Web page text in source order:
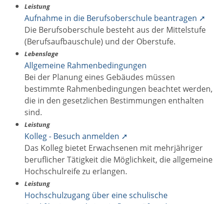
Leistung
Aufnahme in die Berufsoberschule beantragen ➚
Die Berufsoberschule besteht aus der Mittelstufe
(Berufsaufbauschule) und der Oberstufe.
Lebenslage
Allgemeine Rahmenbedingungen
Bei der Planung eines Gebäudes müssen
bestimmte Rahmenbedingungen beachtet werden,
die in den gesetzlichen Bestimmungen enthalten
sind.
Leistung
Kolleg - Besuch anmelden ➚
Das Kolleg bietet Erwachsenen mit mehrjähriger
beruflicher Tätigkeit die Möglichkeit, die allgemeine
Hochschulreife zu erlangen.
Leistung
Hochschulzugang über eine schulische